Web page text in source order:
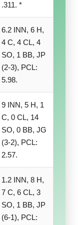
.311. *
6.2 INN, 6 H,
4 C, 4 CL, 4
SO, 1 BB, JP
(2-3), PCL:
5.98.
9 INN, 5 H, 1
C, 0 CL, 14
SO, 0 BB, JG
(3-2), PCL:
2.57.
1.2 INN, 8 H,
7 C, 6 CL, 3
SO, 1 BB, JP
(6-1), PCL: